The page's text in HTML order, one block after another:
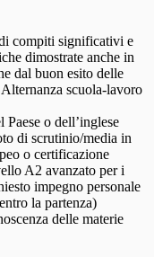
compiti significativi e
dimostrate anche in
dal buon esito delle
scuola-lavoro
Paese o dell’inglese
di scrutinio/media in
o certificazione
A2 avanzato per i
impegno personale
la partenza)
delle materie